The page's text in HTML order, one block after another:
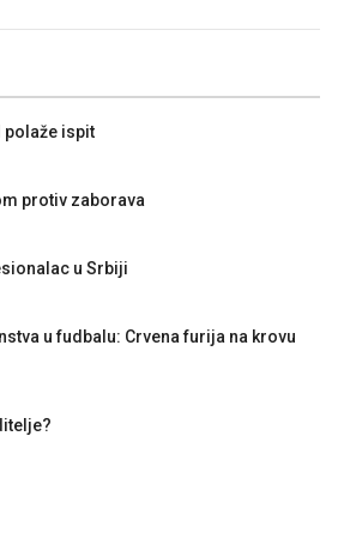
polaže ispit
protiv zaborava
u Srbiji
u fudbalu: Crvena furija na krovu